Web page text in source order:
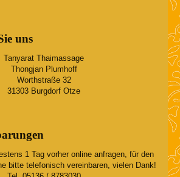
uns
Tanyarat Thaimassage
Thongjan Plumhoff
Worthstraße 32
31303 Burgdorf Otze
1 Tag vorher online anfragen, für den
bitte telefonisch vereinbaren, vielen Dank!